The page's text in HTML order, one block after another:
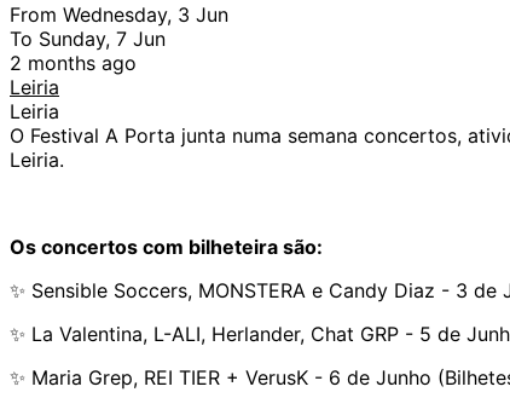
From Wednesday, 3 Jun
To Sunday, 7 Jun
2 months ago
Leiria
Leiria
O Festival A Porta junta numa semana concertos,
Leiria.
Os concertos com bilheteira são:
✨ Sensible Soccers, MONSTERA e Candy Diaz - 3
✨ La Valentina, L-ALI, Herlander, Chat GRP - 5 de
✨ Maria Grep, REI TIER + VerusK - 6 de Junho